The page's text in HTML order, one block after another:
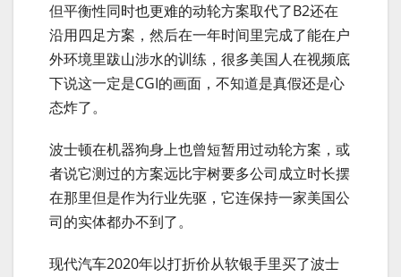
但平衡性同时也更难的动轮方案取代了B2还在
沿用四足方案，然后在一年时间里完成了能在户
外环境里跋山涉水的训练，很多美国人在视频底
下说这一定是CGI的画面，不知道是真假还是心
态炸了。
波士顿在机器狗身上也曾短暂用过动轮方案，或
者说它测过的方案远比宇树要多公司成立时长摆
在那里但是作为行业先驱，它连保持一家美国公
司的实体都办不到了。
现代汽车2020年以打折价从软银手里买了波士